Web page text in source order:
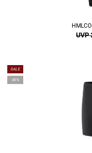
UVP
SALE
-40%